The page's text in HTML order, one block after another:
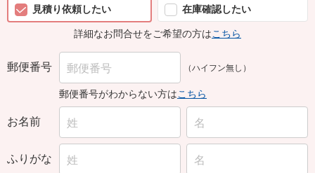
見積り依頼したい
在庫確認したい
詳細なお問合せをご希望の方はこちら
郵便番号 （ハイフン無し）
郵便番号がわからない方はこちら
お名前
ふりがな